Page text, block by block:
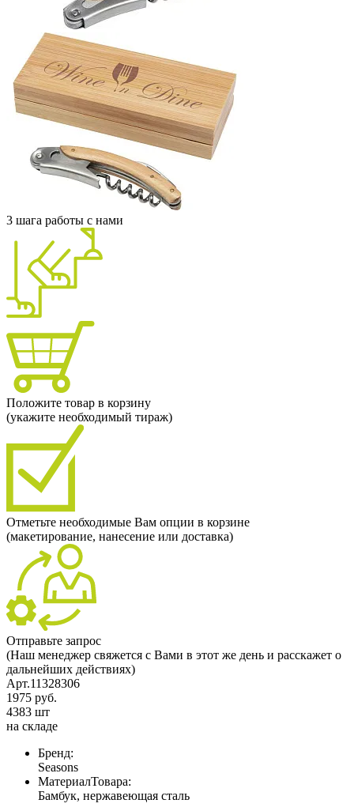
3 шага работы с нами
Положите товар в корзину
(укажите необходимый тираж)
Отметьте необходимые Вам опции в корзине
(макетирование, нанесение или доставка)
Отправьте запрос
(Наш менеджер свяжется с Вами в этот же день и расскажет о
дальнейших действиях)
Арт.11328306
1975 руб.
4383 шт
на складе
Бренд:
Seasons
МатериалТовара:
Бамбук, нержавеющая сталь